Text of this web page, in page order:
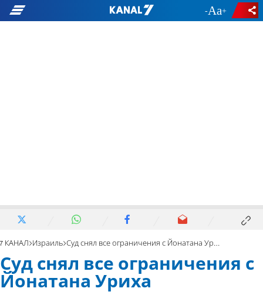
- +
7 КАНАЛ Израиль Суд снял все ограничения с Йонатана Уриха
Суд снял все ограничения с
Йонатана Уриха